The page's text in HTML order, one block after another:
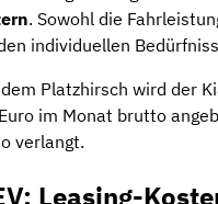
. Sowohl die
individuellen
Platzhirsch wird der
im Monat brutto
verlangt.
Leasing-